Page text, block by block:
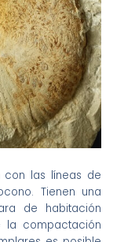
las líneas de
Tienen una
de habitación
la compactación